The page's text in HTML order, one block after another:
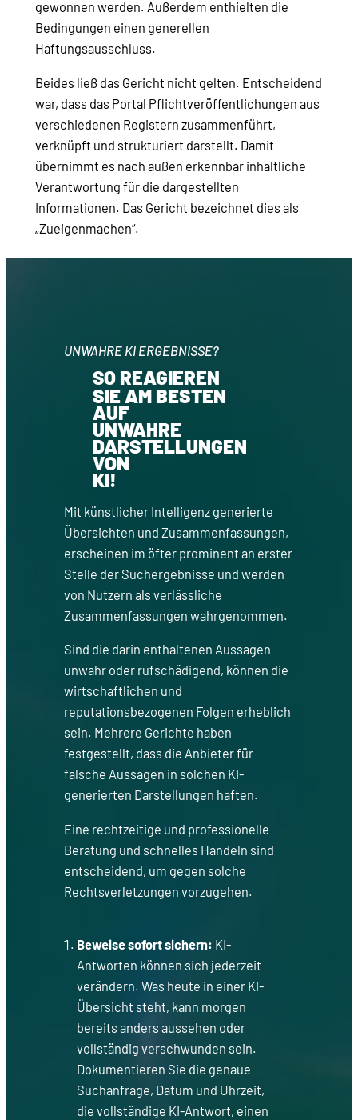
gewonnen werden. Außerdem enthielten die
Bedingungen einen generellen
Haftungsausschluss.
Beides ließ das Gericht nicht gelten. Entscheidend
war, dass das Portal Pflichtveröffentlichungen aus
verschiedenen Registern zusammenführt,
verknüpft und strukturiert darstellt. Damit
übernimmt es nach außen erkennbar inhaltliche
Verantwortung für die dargestellten
Informationen. Das Gericht bezeichnet dies als
„Zueigenmachen“.
UNWAHRE KI ERGEBNISSE?
SO REAGIEREN
SIE AM BESTEN
AUF
UNWAHRE
DARSTELLUNGEN
VON
KI!
Mit künstlicher Intelligenz generierte
Übersichten und Zusammenfassungen,
erscheinen im öfter prominent an erster
Stelle der Suchergebnisse und werden
von Nutzern als verlässliche
Zusammenfassungen wahrgenommen.
Sind die darin enthaltenen Aussagen
unwahr oder rufschädigend, können die
wirtschaftlichen und
reputationsbezogenen Folgen erheblich
sein. Mehrere Gerichte haben
festgestellt, dass die Anbieter für
falsche Aussagen in solchen KI-
generierten Darstellungen haften.
Eine rechtzeitige und professionelle
Beratung und schnelles Handeln sind
entscheidend, um gegen solche
Rechtsverletzungen vorzugehen.
Beweise sofort sichern: KI-
Antworten können sich jederzeit
verändern. Was heute in einer KI-
Übersicht steht, kann morgen
bereits anders aussehen oder
vollständig verschwunden sein.
Dokumentieren Sie die genaue
Suchanfrage, Datum und Uhrzeit,
die vollständige KI-Antwort, einen